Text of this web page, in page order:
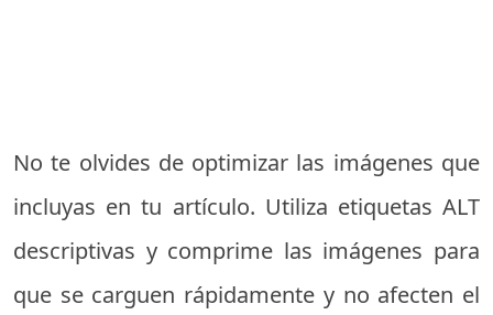
No te olvides de optimizar las imágenes que
incluyas en tu artículo. Utiliza etiquetas ALT
descriptivas y comprime las imágenes para
que se carguen rápidamente y no afecten el